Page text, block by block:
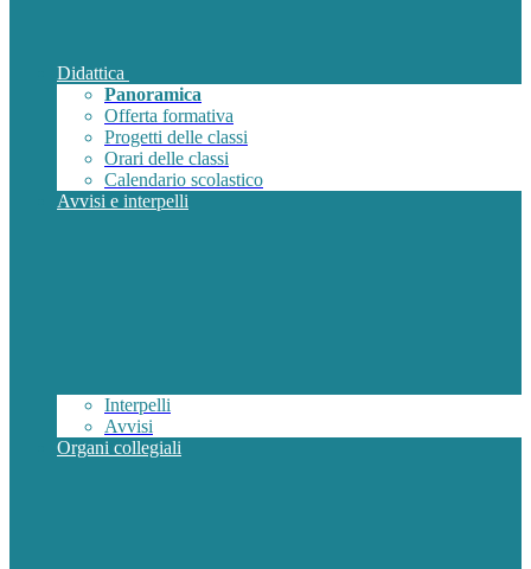
Didattica
Panoramica
Offerta formativa
Progetti delle classi
Orari delle classi
Calendario scolastico
Avvisi e interpelli
Interpelli
Avvisi
Organi collegiali